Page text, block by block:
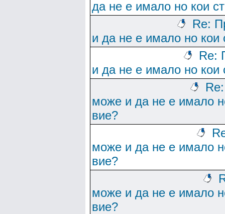
да не е имало но кои
Re:
и да не е имало но кои
Re:
и да не е имало но кои
може и да не е имало
вие?
може и да не е имало
вие?
може и да не е имало
вие?